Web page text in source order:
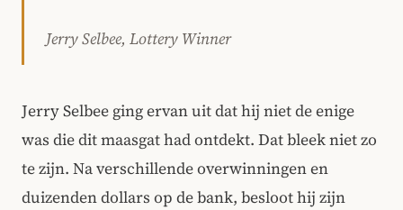
Jerry Selbee, Lottery Winner
Jerry Selbee ging ervan uit dat hij niet de enige
was die dit maasgat had ontdekt. Dat bleek niet zo
te zijn. Na verschillende overwinningen en
duizenden dollars op de bank, besloot hij zijn